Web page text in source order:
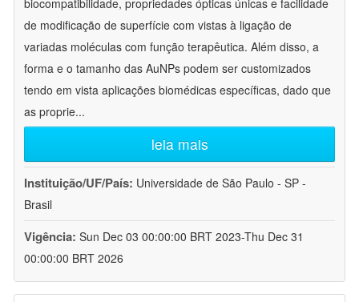
biocompatibilidade, propriedades ópticas únicas e facilidade
de modificação de superfície com vistas à ligação de
variadas moléculas com função terapêutica. Além disso, a
forma e o tamanho das AuNPs podem ser customizados
tendo em vista aplicações biomédicas específicas, dado que
as proprie...
leia mais
Instituição/UF/País: Universidade de São Paulo - SP -
Brasil
Vigência: Sun Dec 03 00:00:00 BRT 2023-Thu Dec 31
00:00:00 BRT 2026